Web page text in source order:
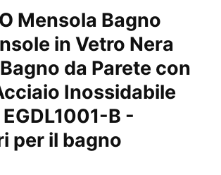
Mensola Bagno
in Vetro Nera
da Parete con
Inossidabile
B -
per il bagno